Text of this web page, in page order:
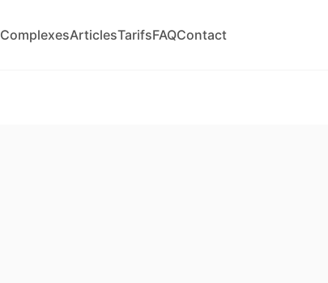
ComplexesArticlesTarifsFAQContact